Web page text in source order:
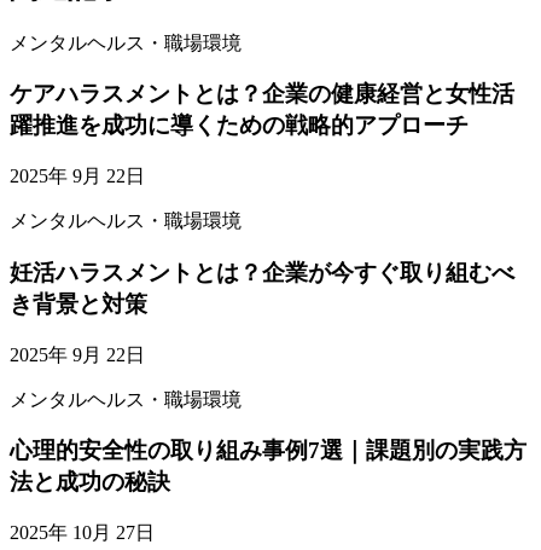
メンタルヘルス・職場環境
ケアハラスメントとは？企業の健康経営と女性活
躍推進を成功に導くための戦略的アプローチ
2025年 9月 22日
メンタルヘルス・職場環境
妊活ハラスメントとは？企業が今すぐ取り組むべ
き背景と対策
2025年 9月 22日
メンタルヘルス・職場環境
心理的安全性の取り組み事例7選｜課題別の実践方
法と成功の秘訣
2025年 10月 27日